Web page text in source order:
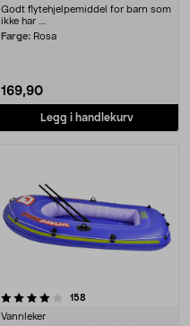
Godt flytehjelpemiddel for barn som
ikke har ....
Farge: Rosa
169,90
Legg i handlekurv
158
Vannleker